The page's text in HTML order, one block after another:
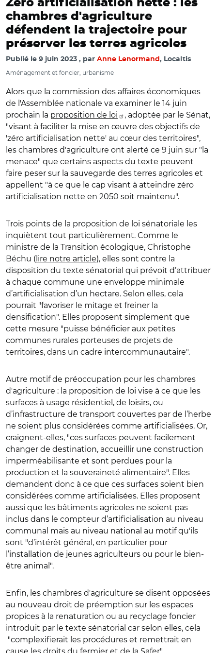
Zéro artificialisation nette : les
chambres d'agriculture
défendent la trajectoire pour
préserver les terres agricoles
Publié le 9 juin 2023 par Anne Lenormand , Localtis
Aménagement et foncier, urbanisme
Alors que la commission des affaires économiques
de l'Assemblée nationale va examiner le 14 juin
prochain la proposition de loi
, adoptée par le Sénat,
"visant à faciliter la mise en œuvre des objectifs de
'zéro artificialisation nette' au cœur des territoires",
les chambres d'agriculture ont alerté ce 9 juin sur "la
menace" que certains aspects du texte peuvent
faire peser sur la sauvegarde des terres agricoles et
appellent "à ce que le cap visant à atteindre zéro
artificialisation nette en 2050 soit maintenu".
Trois points de la proposition de loi sénatoriale les
inquiètent tout particulièrement. Comme le
ministre de la Transition écologique, Christophe
Béchu ( lire notre article), elles sont contre la
disposition du texte sénatorial qui prévoit d’attribuer
à chaque commune une enveloppe minimale
d’artificialisation d’un hectare. Selon elles, cela
pourrait "favoriser le mitage et freiner la
densification". Elles proposent simplement que
cette mesure "puisse bénéficier aux petites
communes rurales porteuses de projets de
territoires, dans un cadre intercommunautaire".
Autre motif de préoccupation pour les chambres
d'agriculture : la proposition de loi vise à ce que les
surfaces à usage résidentiel, de loisirs, ou
d’infrastructure de transport couvertes par de l’herbe
ne soient plus considérées comme artificialisées. Or,
craignent-elles, "ces surfaces peuvent facilement
changer de destination, accueillir une construction
imperméabilisante et sont perdues pour la
production et la souveraineté alimentaire". Elles
demandent donc à ce que ces surfaces soient bien
considérées comme artificialisées. Elles proposent
aussi que les bâtiments agricoles ne soient pas
inclus dans le compteur d’artificialisation au niveau
communal mais au niveau national au motif qu'ils
sont "d’intérêt général, en particulier pour
l’installation de jeunes agriculteurs ou pour le bien-
être animal".
Enfin, les chambres d'agriculture se disent opposées
au nouveau droit de préemption sur les espaces
propices à la renaturation ou au recyclage foncier
introduit par le texte sénatorial car selon elles, cela
"complexifierait les procédures et remettrait en